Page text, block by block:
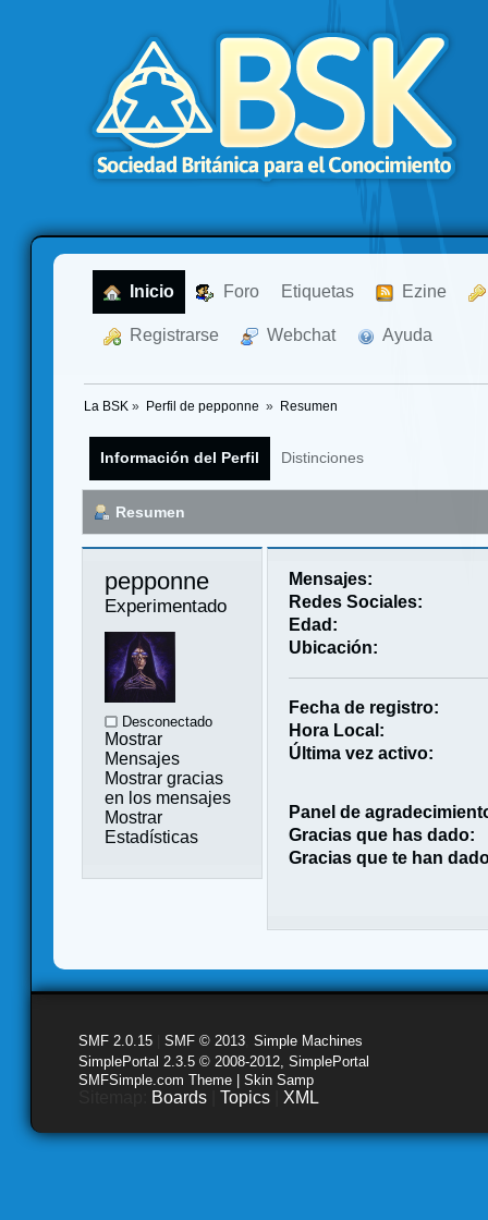
Inicio Foro Etiquetas Ezine
Registrarse Webchat Ayuda
La BSK » Perfil de pepponne » Resumen
Información del Perfil Distinciones
Resumen
pepponne
Experimentado
Desconectado
Mostrar
Mensajes
Mostrar gracias
en los mensajes
Mostrar
Estadísticas
Mensajes:
Redes Sociales:
Edad:
Ubicación:
Fecha de registro:
Hora Local:
Última vez activo:
Panel de
Gracias que has dado:
Gracias que te han
SMF 2.0.15 SMF © 2013 Simple Machines
SimplePortal 2.3.5 © 2008-2012, SimplePortal
SMFSimple.com Theme | Skin Samp
Boards Topics XML